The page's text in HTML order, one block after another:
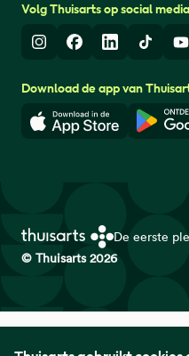
Volg Thuisarts op social media
InstagramFacebook
LinkedInTikTok
Download de app van
Download in de
De eerste
© Thuisarts 2026